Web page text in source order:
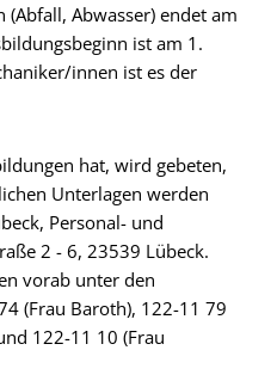
Abwasser) endet am
ist am 1.
innen ist es der
hat, wird gebeten,
Unterlagen werden
Personal- und
2 - 6, 23539 Lübeck.
vorab unter den
(Frau Baroth), 122-11 79
122-11 10 (Frau